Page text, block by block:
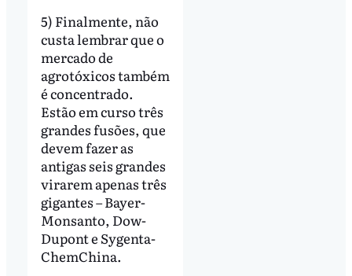
5) Finalmente, não
custa lembrar que o
mercado de
agrotóxicos também
é concentrado.
Estão em curso três
grandes fusões, que
devem fazer as
antigas seis grandes
virarem apenas três
gigantes – Bayer-
Monsanto, Dow-
Dupont e Sygenta-
ChemChina.